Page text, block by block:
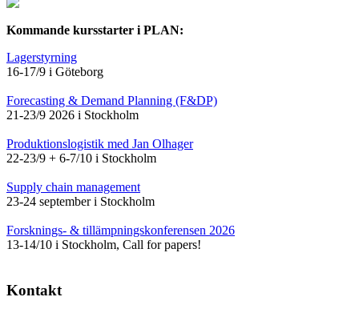
Kommande kursstarter i PLAN:
Lagerstyrning
16-17/9 i Göteborg
Forecasting & Demand Planning (F&DP)
21-23/9 2026 i Stockholm
Produktionslogistik med Jan Olhager
22-23/9 + 6-7/10 i Stockholm
Supply chain management
23-24 september i Stockholm
Forsknings- & tillämpningskonferensen 2026
13-14/10 i Stockholm, Call for papers!
Kontakt